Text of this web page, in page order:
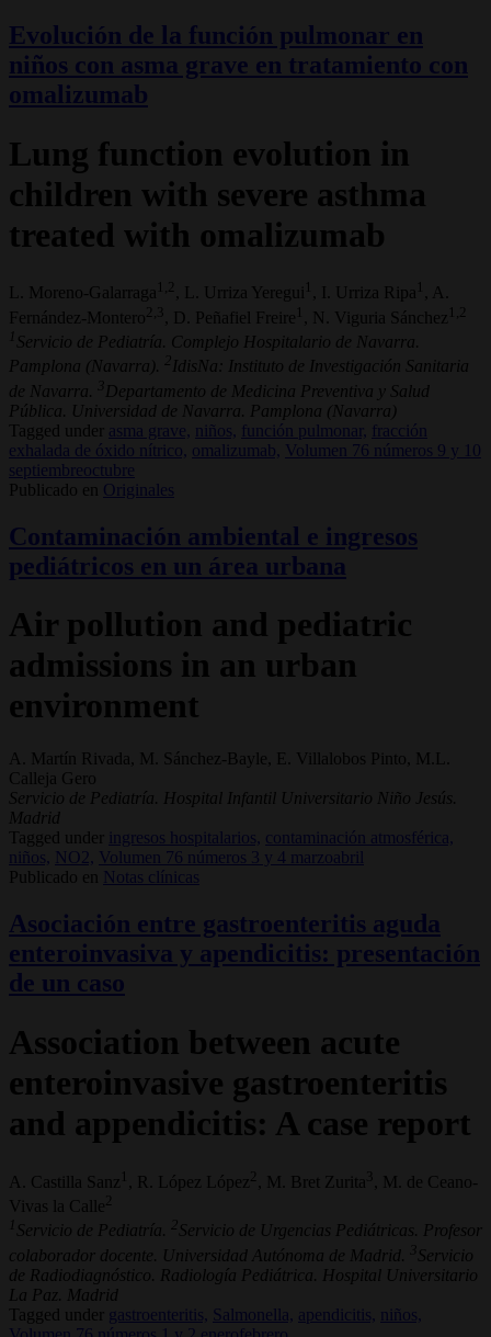
Evolución de la función pulmonar en
niños con asma grave en tratamiento con
omalizumab
Lung function evolution in
children with severe asthma
treated with omalizumab
L. Moreno-Galarraga 1,2 , L. Urriza Yeregui 1 , I. Urriza Ripa 1
, A.
Fernández-Montero 2,3 , D. Peñafiel Freire 1 , N. Viguria Sánchez 1,2
1 Servicio de Pediatría. Complejo Hospitalario de Navarra.
Pamplona (Navarra). 2 IdisNa: Instituto de Investigación Sanitaria
de Navarra.
3 Departamento de Medicina Preventiva y Salud
Pública. Universidad de Navarra. Pamplona (Navarra)
Tagged under
asma grave, niños, función pulmonar,
fracción
exhalada de óxido nítrico, omalizumab,
Volumen 76 números 9 y 10
septiembreoctubre
Publicado en
Originales
Contaminación ambiental e ingresos
pediátricos en un área urbana
Air pollution and pediatric
admissions in an urban
environment
A. Martín Rivada, M. Sánchez-Bayle, E. Villalobos Pinto, M.L.
Calleja Gero
Servicio de Pediatría. Hospital Infantil Universitario Niño Jesús.
Madrid
Tagged under
ingresos hospitalarios, contaminación atmosférica,
niños, NO2, Volumen 76 números 3 y 4 marzoabril
Publicado en Notas clínicas
Asociación entre gastroenteritis aguda
enteroinvasiva y apendicitis: presentación
de un caso
Association between acute
enteroinvasive gastroenteritis
and appendicitis: A case report
A. Castilla Sanz 1 , R. López López , M. Bret Zurita 3
, M. de Ceano-
Vivas la Calle
1 Servicio de Pediatría. 2 Servicio de Urgencias Pediátricas. Profesor
colaborador docente. Universidad Autónoma de Madrid.
3 Servicio
de Radiodiagnóstico. Radiología Pediátrica. Hospital Universitario
La Paz. Madrid
Tagged under
gastroenteritis, Salmonella, apendicitis,
niños,